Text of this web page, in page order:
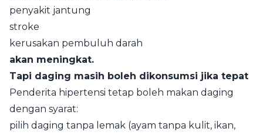
penyakit jantung
stroke
kerusakan pembuluh darah
akan meningkat.
Tapi daging masih boleh dikonsumsi jika tepat
Penderita hipertensi tetap boleh makan daging
dengan syarat:
pilih daging tanpa lemak (ayam tanpa kulit, ikan,